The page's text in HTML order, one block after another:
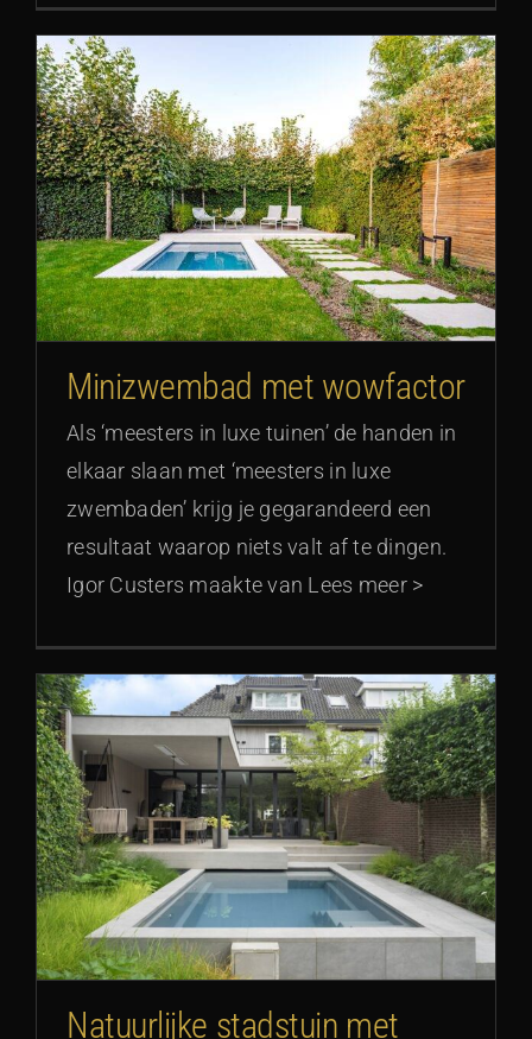
Minizwembad met wowfactor
Als ‘meesters in luxe tuinen’ de handen in
elkaar slaan met ‘meesters in luxe
zwembaden’ krijg je gegarandeerd een
resultaat waarop niets valt af te dingen.
Igor Custers maakte van Lees meer >
Natuurlijke stadstuin met